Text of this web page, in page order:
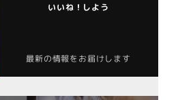
いいね！しよう
最新の情報をお届けします